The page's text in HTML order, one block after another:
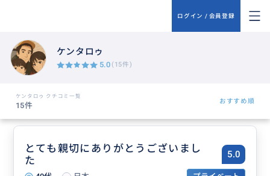
ログイン / 会員登録
ケンタロゥ
5.0 (15件)
ケンタロゥ クチコミ一覧
15件 おすすめ順
とても親切にありがとうございまし
た
5.0